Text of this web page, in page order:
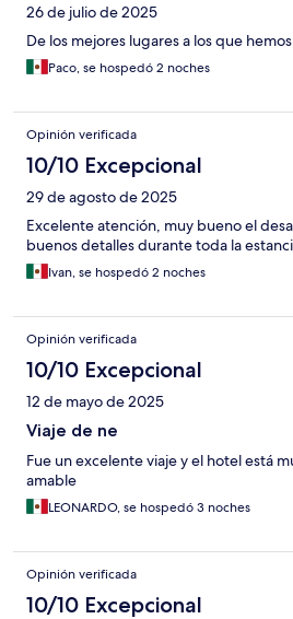
26 de julio de 2025
De los mejores lugares a los que
Paco, se hospedó 2 noches
Opinión verificada
10/10 Excepcional
29 de agosto de 2025
Excelente atención, muy bueno el
buenos detalles durante toda la
Ivan, se hospedó 2 noches
Opinión verificada
10/10 Excepcional
12 de mayo de 2025
Viaje de ne
Fue un excelente viaje y el hotel está
amable
LEONARDO, se hospedó 3 noches
Opinión verificada
10/10 Excepcional